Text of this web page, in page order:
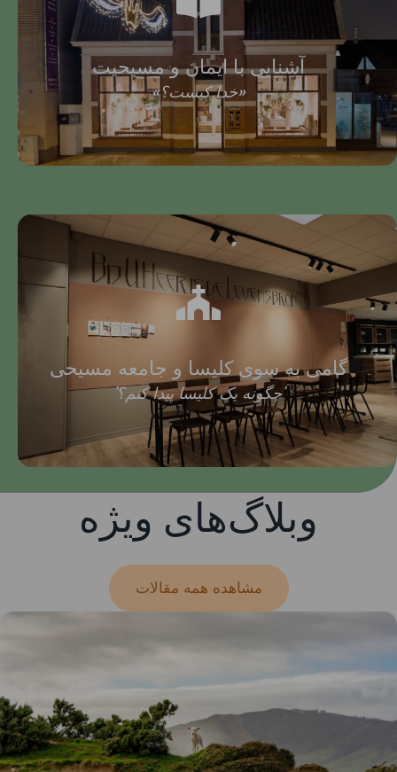
آشنایی با ایمان و مسیحیت
«خدا کیست؟»
گامی به سوی کلیسا و جامعه مسیحی
'چگونه یک کلیسا پیدا کنم؟'
وبلاگ‌های ویژه
مشاهده همه مقالات